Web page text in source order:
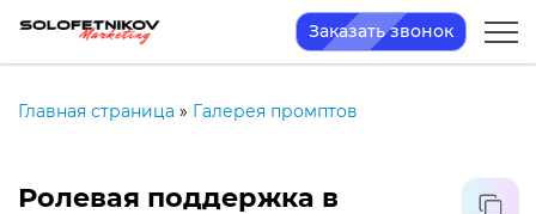
Заказать звонок
Главная страница » Галерея промптов
Ролевая поддержка в